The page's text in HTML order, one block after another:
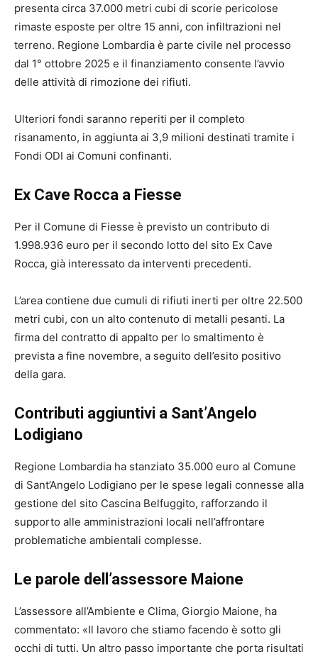
presenta circa 37.000 metri cubi di scorie pericolose
rimaste esposte per oltre 15 anni, con infiltrazioni nel
terreno. Regione Lombardia è parte civile nel processo
dal 1° ottobre 2025 e il finanziamento consente l’avvio
delle attività di rimozione dei rifiuti.
Ulteriori fondi saranno reperiti per il completo
risanamento, in aggiunta ai 3,9 milioni destinati tramite i
Fondi ODI ai Comuni confinanti.
Ex Cave Rocca a Fiesse
Per il Comune di Fiesse è previsto un contributo di
1.998.936 euro per il secondo lotto del sito Ex Cave
Rocca, già interessato da interventi precedenti.
L’area contiene due cumuli di rifiuti inerti per oltre 22.500
metri cubi, con un alto contenuto di metalli pesanti. La
firma del contratto di appalto per lo smaltimento è
prevista a fine novembre, a seguito dell’esito positivo
della gara.
Contributi aggiuntivi a Sant’Angelo
Lodigiano
Regione Lombardia ha stanziato 35.000 euro al Comune
di Sant’Angelo Lodigiano per le spese legali connesse alla
gestione del sito Cascina Belfuggito, rafforzando il
supporto alle amministrazioni locali nell’affrontare
problematiche ambientali complesse.
Le parole dell’assessore Maione
L’assessore all’Ambiente e Clima, Giorgio Maione, ha
commentato: «Il lavoro che stiamo facendo è sotto gli
occhi di tutti. Un altro passo importante che porta risultati